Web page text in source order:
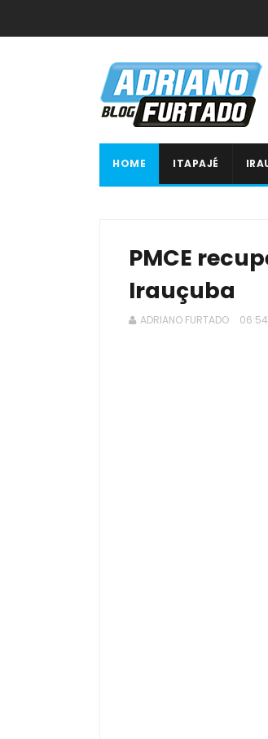
HOME ITAPAJÉ
PMCE
Irauçuba
ADRIANO FURTADO 06:54